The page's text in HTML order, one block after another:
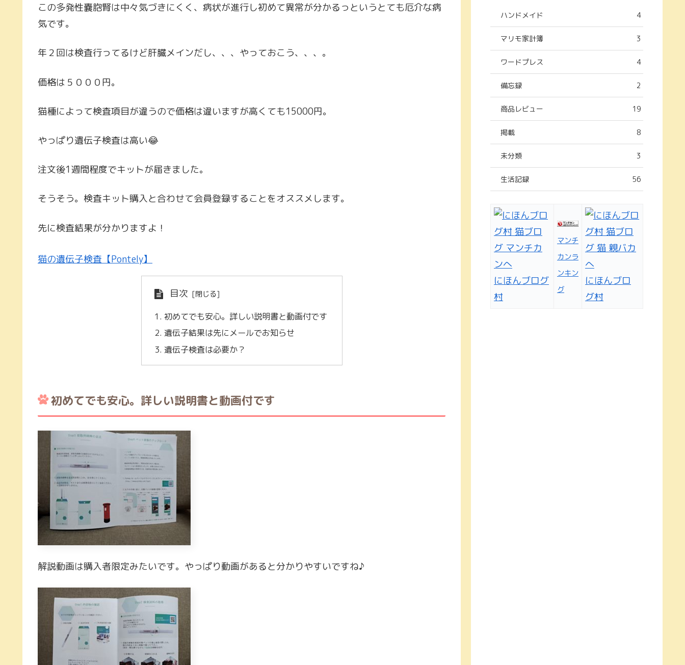
この多発性嚢胞腎は中々気づきにくく、病状が進行し初めて異常が分かるっというとても厄介な病
気です。
年２回は検査行ってるけど肝臓メインだし、、、やっておこう、、、。
価格は５０００円。
猫種によって検査項目が違うので価格は違いますが高くても15000円。
やっぱり遺伝子検査は高い😂
注文後1週間程度でキットが届きました。
そうそう。検査キット購入と合わせて会員登録することをオススメします。
先に検査結果が分かりますよ！
猫の遺伝子検査【Pontely】
目次
初めてでも安心。詳しい説明書と動画付です
遺伝子結果は先にメールでお知らせ
遺伝子検査は必要か？
初めてでも安心。詳しい説明書と動画付です
解説動画は購入者限定みたいです。やっぱり動画があると分かりやすいですね♪
ハンドメイド 4
マリモ家計簿 3
ワードプレス 4
備忘録 2
商品レビュー 19
掲載 8
未分類 3
生活記録 56
にほんブログ
村
マンチ
カンラ
ンキン
グ
にほんブロ
グ村